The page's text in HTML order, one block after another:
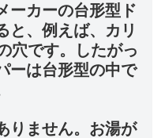
ーカーの台形型ド
と、例えば、カリ
穴です。したがっ
ーは台形型の中で
りません。お湯が